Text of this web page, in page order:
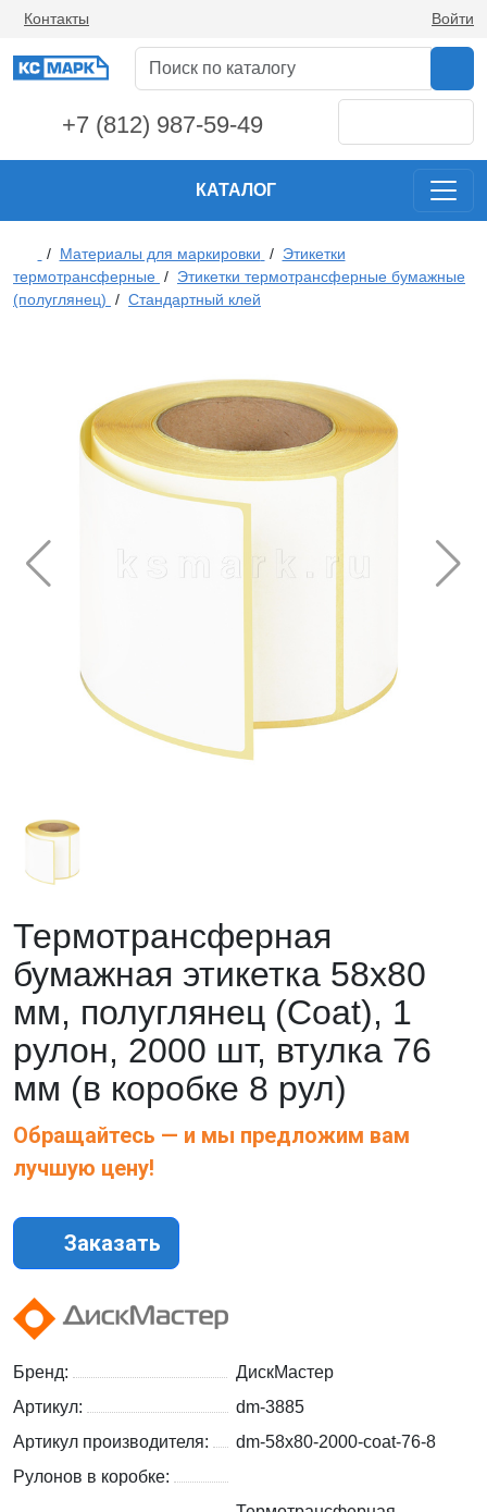
Контакты Войти
+7 (812) 987-59-49
КАТАЛОГ
/ Материалы для маркировки / Этикетки
термотрансферные / Этикетки термотрансферные бумажные
(полуглянец) / Стандартный клей
Термотрансферная
бумажная этикетка 58х80
мм, полуглянец (Coat), 1
рулон, 2000 шт, втулка 76
мм (в коробке 8 рул)
Обращайтесь — и мы предложим вам
лучшую цену!
Заказать
Бренд:
ДискМастер
Артикул:
dm-3885
Артикул производителя:
dm-58x80-2000-coat-76-8
Рулонов в коробке: